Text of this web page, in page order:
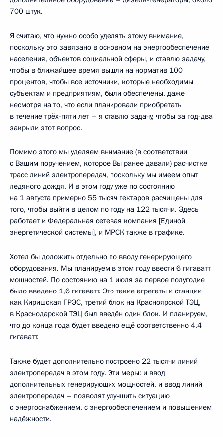
700 штук.
Я считаю, что нужно особо уделять этому внимание,
поскольку это завязано в основном на энергообеспечение
населения, объектов социальной сферы, и ставлю задачу,
чтобы в ближайшее время вышли на норматив 100
процентов, чтобы все источники, которые необходимы
субъектам и предприятиям, были обеспечены, даже
несмотря на то, что если планировали приобретать
в течение трёх-пяти лет – я ставлю задачу, чтобы за год-два
закрыли этот вопрос.
Помимо этого мы уделяем внимание (в соответствии
с Вашим поручением, которое Вы ранее давали) расчистке
трасс линий электропередач, поскольку мы имеем опыт
ледяного дождя. И в этом году уже по состоянию
на 1 августа примерно 55 тысяч гектаров расчищены для
того, чтобы выйти в целом по году на 122 тысячи. Здесь
работает и Федеральная сетевая компания [Единой
энергетической системы], и МРСК также в графике.
Хотел бы доложить отдельно по вводу генерирующего
оборудования. Мы планируем в этом году ввести 6 гигаватт
мощностей. По состоянию на 1 июля за первое полугодие
было введено 1,6 гигаватт. Это такие агрегаты и станции
как Киришская ГРЭС, третий блок на Красноярской ТЭЦ,
в Краснодарской ТЭЦ был введён один блок. И планируем,
что до конца года будет введено ещё соответственно 4,4
гигаватт.
Также будет дополнительно построено 22 тысячи линий
электропередач в этом году. Эти меры: и ввод
дополнительных генерирующих мощностей, и ввод линий
электропередач – позволят улучшить ситуацию
с энергоснабжением, с энергообеспечением и повышением
надёжности.